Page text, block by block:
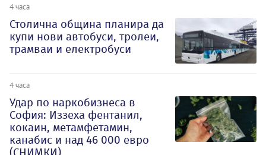
4 часа
Столична община планира да
купи нови автобуси, тролеи,
трамваи и електробуси
4 часа
Удар по наркобизнеса в
София: Иззеха фентанил,
кокаин, метамфетамин,
канабис и над 46 000 евро
(СНИМКИ)